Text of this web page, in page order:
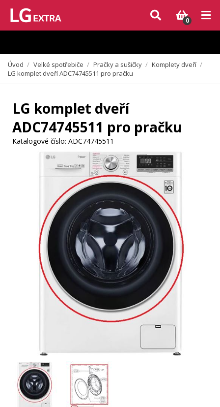
Vzhledem k aktuální situaci se může dodání dílů, které nejsou skladem,
zpozdit. Děkujeme za pochopení.
0
Úvod / Velké spotřebiče / Pračky a sušičky / Komplety dveří /
LG komplet dveří ADC74745511 pro pračku
LG komplet dveří
ADC74745511 pro pračku
Katalogové číslo: ADC74745511